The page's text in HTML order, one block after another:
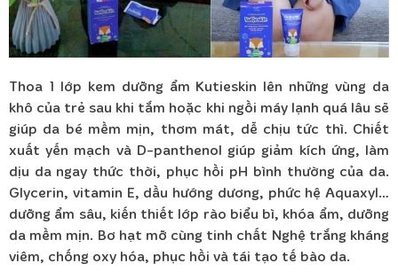
Thoa 1 lớp kem dưỡng ẩm Kutieskin lên những vùng da
khô của trẻ sau khi tắm hoặc khi ngồi máy lạnh quá lâu sẽ
giúp da bé mềm mịn, thơm mát, dễ chịu tức thì. Chiết
xuất yến mạch và D-panthenol giúp giảm kích ứng, làm
dịu da ngay thức thời, phục hồi pH bình thường của da.
Glycerin, vitamin E, dầu hướng dương, phức hệ Aquaxyl…
dưỡng ẩm sâu, kiến thiết lớp rào biểu bì, khóa ẩm, dưỡng
da mềm mịn. Bơ hạt mỡ cùng tinh chất Nghệ trắng kháng
viêm, chống oxy hóa, phục hồi và tái tạo tế bào da.